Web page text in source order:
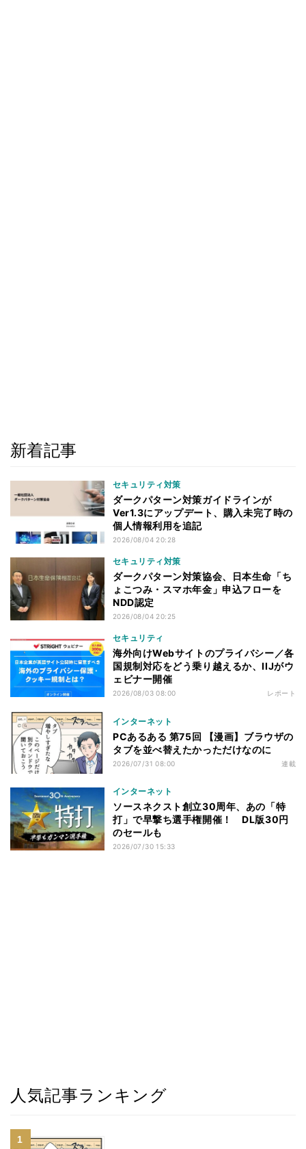
新着記事
セキュリティ対策
ダークパターン対策ガイドラインが
Ver1.3にアップデート、購入未完了時の
個人情報利用を追記
2026/08/04 20:28
セキュリティ対策
ダークパターン対策協会、日本生命「ち
ょこつみ・スマホ年金」申込フローを
NDD認定
2026/08/04 20:25
セキュリティ
海外向けWebサイトのプライバシー／各
国規制対応をどう乗り越えるか、IIJがウ
ェビナー開催
2026/08/03 08:00 レポート
インターネット
PCあるある 第75回 【漫画】ブラウザの
タブを並べ替えたかっただけなのに
2026/07/31 08:00 連載
インターネット
ソースネクスト創立30周年、あの「特
打」で早撃ち選手権開催！ DL版30円
のセールも
2026/07/30 15:33
人気記事ランキング